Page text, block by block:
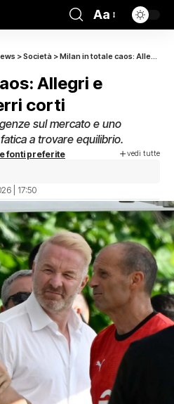
Aa
>Società >Milan in totale caos: Allegri e Ibrahimovic ai ferri corti
Allegri e
corti
sul mercato e uno
a trovare equilibrio.
fonti preferite vedi tutte
| 17:50